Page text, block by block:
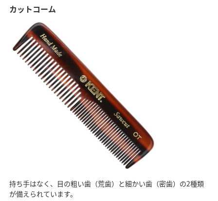
カットコーム
持ち手はなく、目の粗い歯（荒歯）と細かい歯（密歯）の2種類
が備えられています。